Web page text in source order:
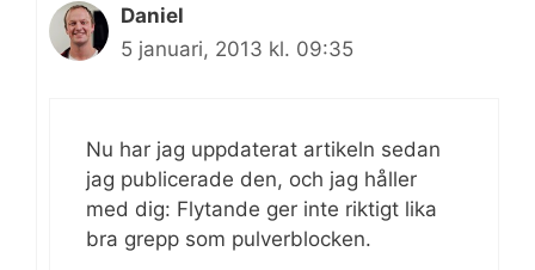
Daniel
5 januari, 2013 kl. 09:35
Nu har jag uppdaterat artikeln sedan
jag publicerade den, och jag håller
med dig: Flytande ger inte riktigt lika
bra grepp som pulverblocken.